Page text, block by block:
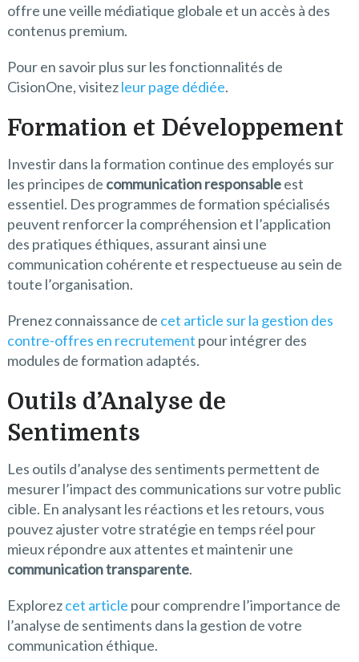
offre une veille médiatique globale et un accès à des
contenus premium.
Pour en savoir plus sur les fonctionnalités de
CisionOne, visitezleur page dédiée.
Formation et Développement
Investir dans la formation continue des employés sur
les principes de communication responsableest
essentiel. Des programmes de formation spécialisés
peuvent renforcer la compréhension et l’application
des pratiques éthiques, assurant ainsi une
communication cohérente et respectueuse au sein de
toute l’organisation.
Prenez connaissance de cet article sur la gestion des
contre-offres en recrutement pour intégrer des
modules de formation adaptés.
Outils d’Analyse de
Sentiments
Les outils d’analyse des sentiments permettent de
mesurer l’impact des communications sur votre public
cible. En analysant les réactions et les retours, vous
pouvez ajuster votre stratégie en temps réel pour
mieux répondre aux attentes et maintenir une
communication transparente.
Explorezcet article pour comprendre l’importance de
l’analyse de sentiments dans la gestion de votre
communication éthique.